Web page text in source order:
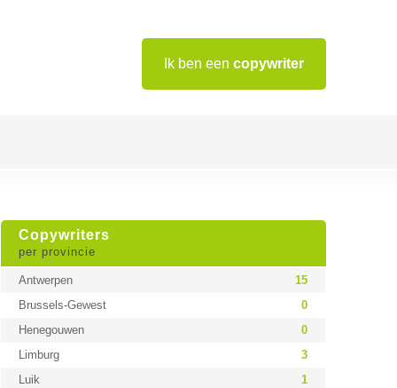
Ik ben een copywriter
Copywriters
per provincie
Antwerpen
15
Brussels-Gewest
0
Henegouwen
0
Limburg
3
Luik
1